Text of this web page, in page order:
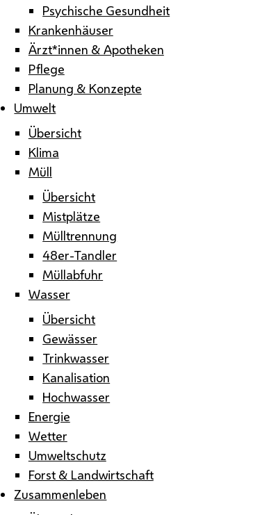
Psychische Gesundheit
Krankenhäuser
Ärzt*innen & Apotheken
Pflege
Planung & Konzepte
Umwelt
Übersicht
Klima
Müll
Übersicht
Mistplätze
Mülltrennung
48er-Tandler
Müllabfuhr
Wasser
Übersicht
Gewässer
Trinkwasser
Kanalisation
Hochwasser
Energie
Wetter
Umweltschutz
Forst & Landwirtschaft
Zusammenleben